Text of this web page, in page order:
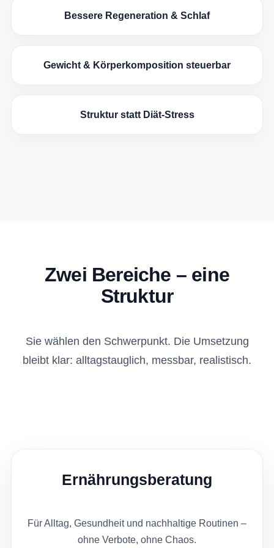
Bessere Regeneration & Schlaf
Gewicht & Körperkomposition steuerbar
Struktur statt Diät-Stress
Zwei Bereiche – eine
Struktur
Sie wählen den Schwerpunkt. Die Umsetzung
bleibt klar: alltagstauglich, messbar, realistisch.
Ernährungsberatung
Für Alltag, Gesundheit und nachhaltige Routinen –
ohne Verbote, ohne Chaos.